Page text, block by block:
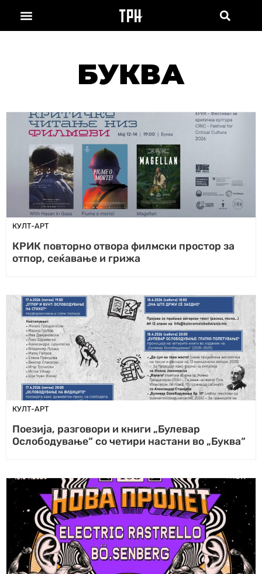
БУКВА
КУЛТ-АРТ
КРИК повторно отвора филмски простор за
отпор, сеќавање и грижа
КУЛТ-АРТ
Поезија, разговори и книги „Булевар
Ослободување“ со четири настани во „Буква“